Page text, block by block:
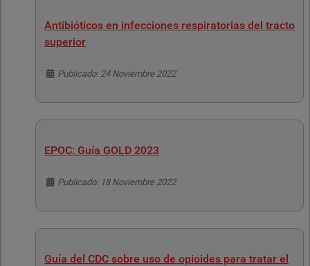
Antibióticos en infecciones respiratorias del tracto
superior
Detalles
Publicado: 24 Noviembre 2022
EPOC: Guía GOLD 2023
Detalles
Publicado: 18 Noviembre 2022
Guía del CDC sobre uso de opioides para tratar el